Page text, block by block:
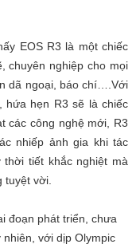
EOS R3 là một chiếc
chuyên nghiệp cho mọi
dã ngoại, báo chí….Với
hứa hẹn R3 sẽ là chiếc
các công nghệ mới, R3
nhiếp ảnh gia khi tác
thời tiết khắc nghiệt mà
tuyệt vời.
đoạn phát triển, chưa
với dịp Olympic